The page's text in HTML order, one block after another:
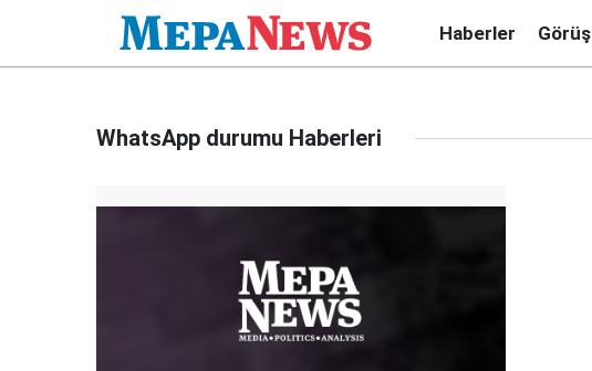
Haberler Görüş
WhatsApp durumu Haberleri